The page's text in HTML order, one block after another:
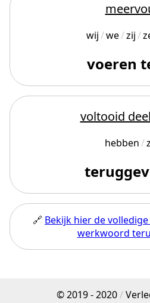
wij we zij
voeren
voltooid
hebben
🔗 Bekijk hier de
werkwoord
© 2019 - 2020/